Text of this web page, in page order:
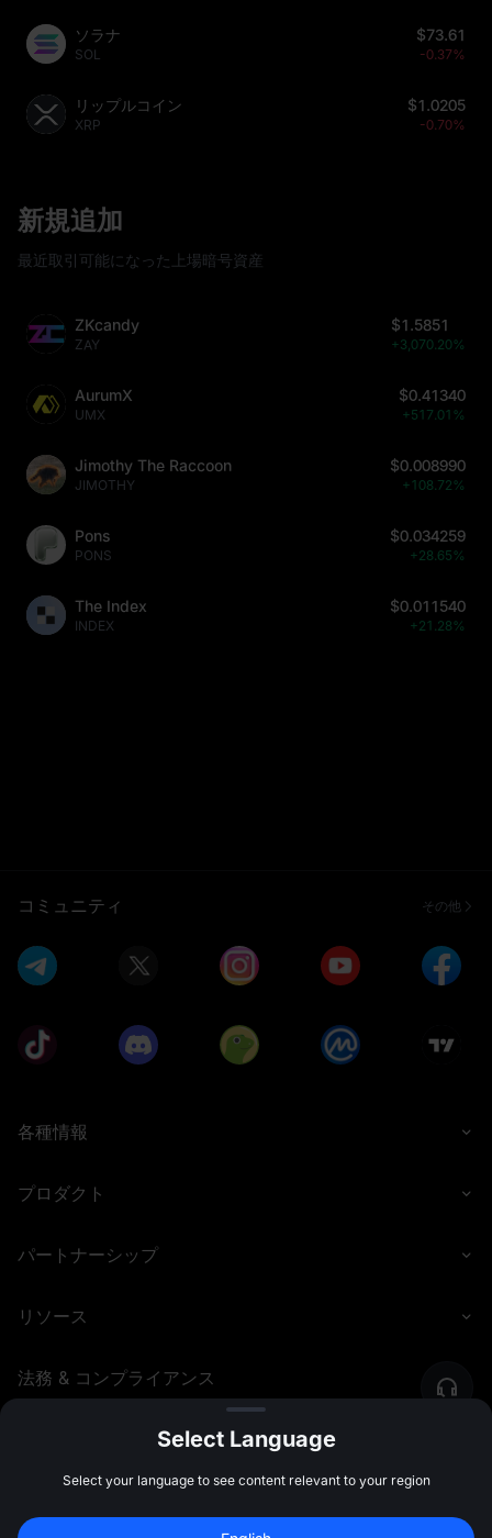
ソラナ
SOL
$73.61
-0.37%
リップルコイン
XRP
$1.0205
-0.70%
新規追加
最近取引可能になった上場暗号資産
ZKcandy
ZAY
$1.5851
+3,070.20%
AurumX
UMX
$0.41340
+517.01%
Jimothy The Raccoon
JIMOTHY
$0.008990
+108.72%
Pons
PONS
$0.034259
+28.65%
The Index
INDEX
$0.011540
+21.28%
コミュニティ その他
各種情報
プロダクト
パートナーシップ
リソース
法務 & コンプライアンス
©2026 MEXC.COM
新規登録して 10,000 USDT の先物ボーナス
Select Language
Select your language to see content relevant to your region